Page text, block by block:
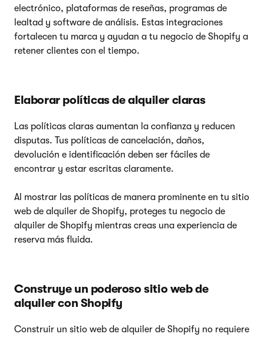
electrónico, plataformas de reseñas, programas de
lealtad y software de análisis. Estas integraciones
fortalecen tu marca y ayudan a tu negocio de Shopify a
retener clientes con el tiempo.
Elaborar políticas de alquiler claras
Las políticas claras aumentan la confianza y reducen
disputas. Tus políticas de cancelación, daños,
devolución e identificación deben ser fáciles de
encontrar y estar escritas claramente.
Al mostrar las políticas de manera prominente en tu sitio
web de alquiler de Shopify, proteges tu negocio de
alquiler de Shopify mientras creas una experiencia de
reserva más fluida.
Construye un poderoso sitio web de
alquiler con Shopify
Construir un sitio web de alquiler de Shopify no requiere